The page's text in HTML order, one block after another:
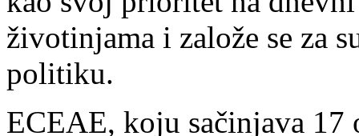
životinjama i založe se za
politiku.
ECEAE, koju sačinjava 17